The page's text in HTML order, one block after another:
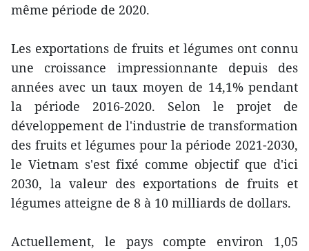
même période de 2020.
Les exportations de fruits et légumes ont connu
une croissance impressionnante depuis des
années avec un taux moyen de 14,1% pendant
la période 2016-2020. Selon le projet de
développement de l'industrie de transformation
des fruits et légumes pour la période 2021-2030,
le Vietnam s'est fixé comme objectif que d'ici
2030, la valeur des exportations de fruits et
légumes atteigne de 8 à 10 milliards de dollars.
Actuellement, le pays compte environ 1,05